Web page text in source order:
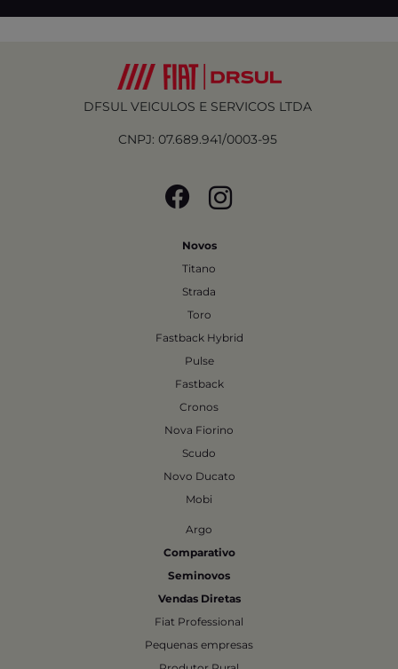
DFSUL VEICULOS E SERVICOS LTDA
CNPJ: 07.689.941/0003-95
Novos
Titano
Strada
Toro
Fastback Hybrid
Pulse
Fastback
Cronos
Nova Fiorino
Scudo
Novo Ducato
Mobi
Argo
Comparativo
Seminovos
Vendas Diretas
Fiat Professional
Pequenas empresas